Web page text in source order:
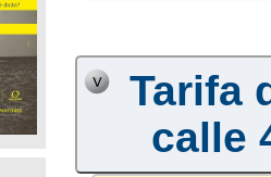
Tarifa
calle